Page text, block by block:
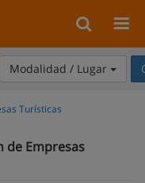
Modalidad / Lugar
Turísticas
de Empresas